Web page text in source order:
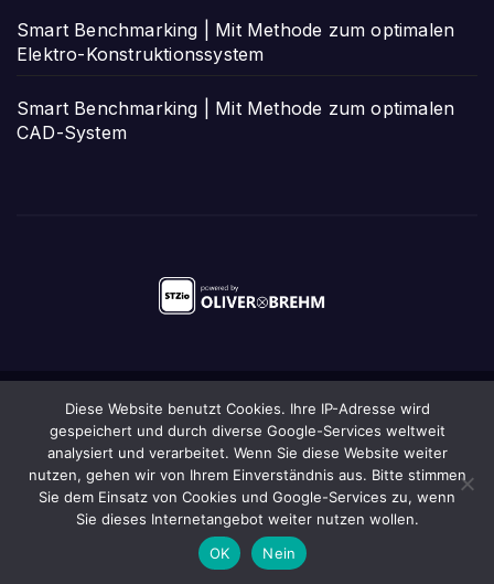
Smart Benchmarking | Mit Methode zum optimalen
Elektro-Konstruktionssystem
Smart Benchmarking | Mit Methode zum optimalen
CAD-System
Stolz präsentiert von WordPress|Theme:Newsupvon
Themeansar
StartseiteDas STZioAnmeldung/NewsletterKontaktImpressum
DatenschutzSitemap
Diese Website benutzt Cookies. Ihre IP-Adresse wird
gespeichert und durch diverse Google-Services weltweit
analysiert und verarbeitet. Wenn Sie diese Website weiter
nutzen, gehen wir von Ihrem Einverständnis aus. Bitte stimmen
Sie dem Einsatz von Cookies und Google-Services zu, wenn
Sie dieses Internetangebot weiter nutzen wollen.
OK
Nein